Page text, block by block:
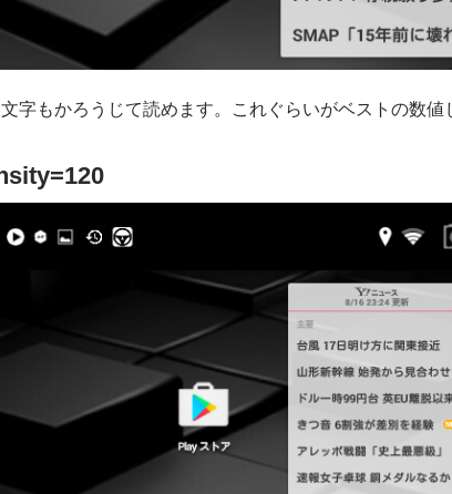
字もかろうじて読めます。これぐらいがベストの数値